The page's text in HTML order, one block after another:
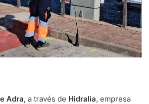
Adra, a través de Hidralia, empresa